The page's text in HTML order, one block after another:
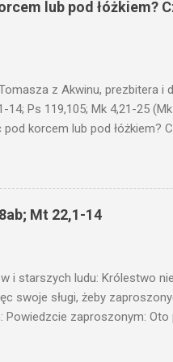
lub pod łóżkiem?
z Akwinu, prezbitera i
Ps 119,105; Mk 4,21-25
korcem lub pod łóżkiem?
czego słuchacie. Taką samą
ma, temu będzie dane; a kto
kontynuuje
Czy nie po to, aby je postawić
Mt 22,1-14
i starszych ludu: Królestwo
swoje sługi, żeby
zaproszonym: Oto
i znieważywszy [ich],